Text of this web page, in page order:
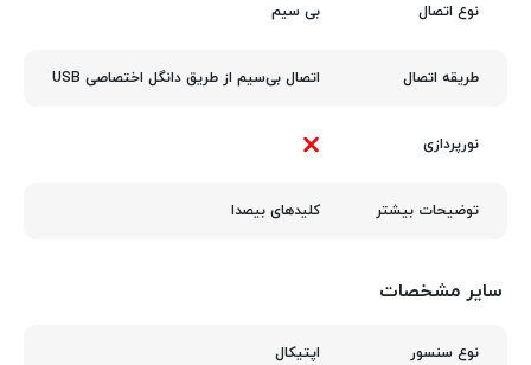
نوع اتصال بی سیم
طریقه اتصال اتصال بی‌سیم از طریق دانگل اختصاصی USB
نورپردازی
توضیحات بیشتر کلیدهای بیصدا
سایر مشخصات
نوع سنسور اپتیکال